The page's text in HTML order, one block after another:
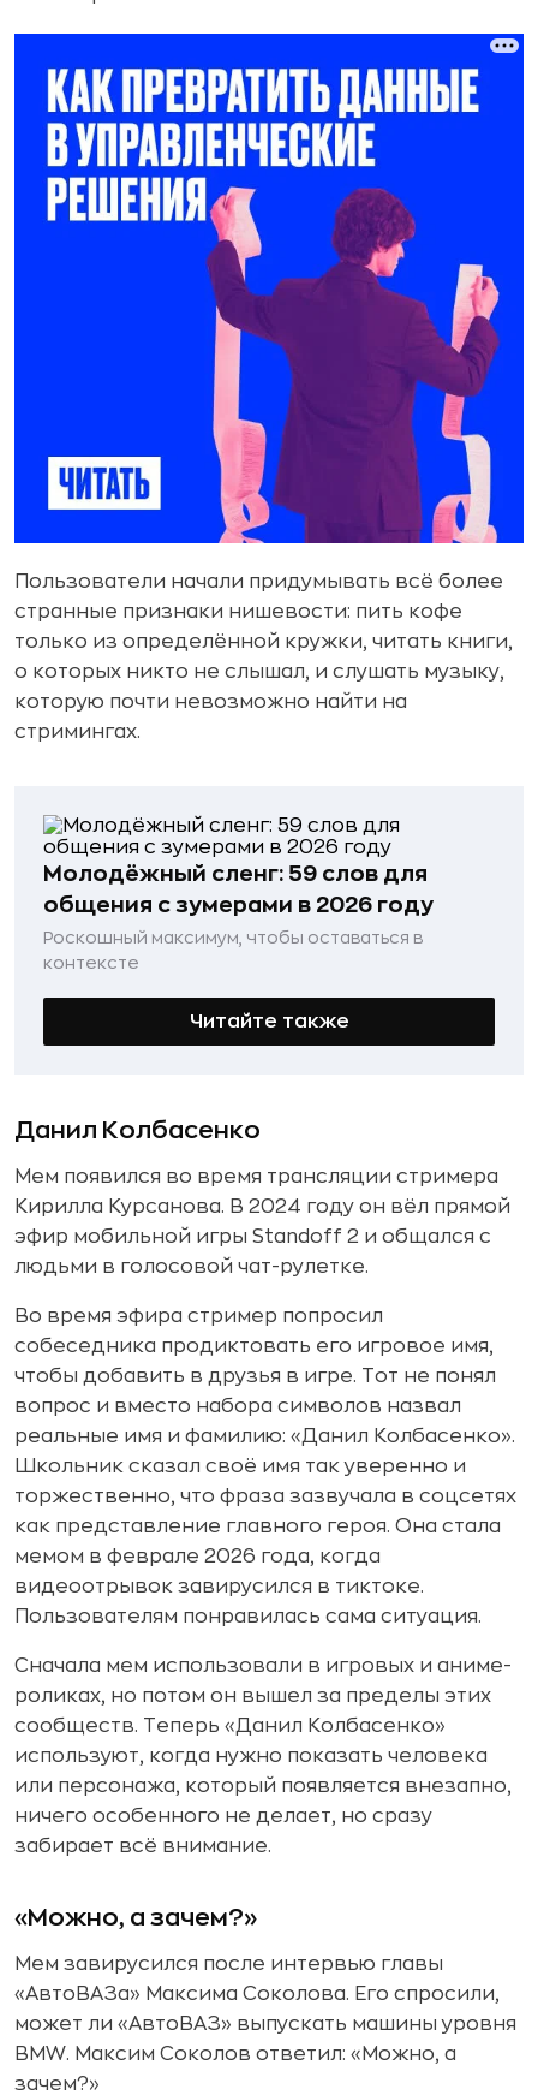
Пользователи начали придумывать всё более
странные признаки нишевости: пить кофе
только из определённой кружки, читать книги,
о которых никто не слышал, и слушать музыку,
которую почти невозможно найти на
стримингах.
Молодёжный сленг: 59 слов для
общения с зумерами в 2026 году
Роскошный максимум, чтобы оставаться в
контексте
Читайте также
Данил Колбасенко
Мем появился во время трансляции стримера
Кирилла Курсанова. В 2024 году он вёл прямой
эфир мобильной игры Standoff 2 и общался с
людьми в голосовой чат-рулетке.
Во время эфира стример попросил
собеседника продиктовать его игровое имя,
чтобы добавить в друзья в игре. Тот не понял
вопрос и вместо набора символов назвал
реальные имя и фамилию: «Данил Колбасенко».
Школьник сказал своё имя так уверенно и
торжественно, что фраза зазвучала в соцсетях
как представление главного героя. Она стала
мемом в феврале 2026 года, когда
видеоотрывок завирусился в тиктоке.
Пользователям понравилась сама ситуация.
Сначала мем использовали в игровых и аниме-
роликах, но потом он вышел за пределы этих
сообществ. Теперь «Данил Колбасенко»
используют, когда нужно показать человека
или персонажа, который появляется внезапно,
ничего особенного не делает, но сразу
забирает всё внимание.
«Можно, а зачем?»
Мем завирусился после интервью главы
«АвтоВАЗа» Максима Соколова. Его спросили,
может ли «АвтоВАЗ» выпускать машины уровня
BMW. Максим Соколов ответил: «Можно, а
зачем?»